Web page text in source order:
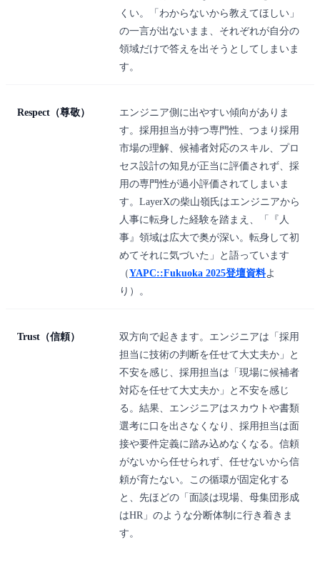
くい。「わからないから教えてほしい」
の一言が出ないまま、それぞれが自分の
領域だけで答えを出そうとしてしまいま
す。
Respect（尊敬）
エンジニア側に出やすい傾向がありま
す。採用担当が持つ専門性、つまり採用
市場の理解、候補者対応のスキル、プロ
セス設計の知見が正当に評価されず、採
用の専門性が過小評価されてしまいま
す。LayerXの柴山嶺氏はエンジニアから
人事に転身した経験を踏まえ、「『人
事』領域は広大で奥が深い。転身して初
めてそれに気づいた」と語っています
（YAPC::Fukuoka 2025登壇資料よ
り）。
Trust（信頼）
双方向で起きます。エンジニアは「採用
担当に技術の判断を任せて大丈夫か」と
不安を感じ、採用担当は「現場に候補者
対応を任せて大丈夫か」と不安を感じ
る。結果、エンジニアはスカウトや書類
選考に口を出さなくなり、採用担当は面
接や要件定義に踏み込めなくなる。信頼
がないから任せられず、任せないから信
頼が育たない。この循環が固定化する
と、先ほどの「面談は現場、母集団形成
はHR」のような分断体制に行き着きま
す。